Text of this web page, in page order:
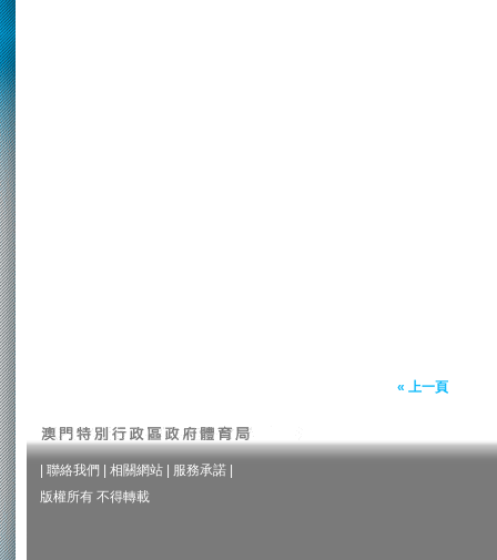
« 上一頁
| 聯絡我們 | 相關網站 | 服務承諾 |
版權所有 不得轉載